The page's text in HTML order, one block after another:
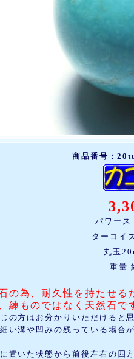
商品番号：
パワース
ターコイ
丸玉
重量
の為、耐久性を持たせる
練ものではなく天然石で
の方はお分かりいただけると
い溝や凹みの残っている場合
置いた状態から前後左右の四